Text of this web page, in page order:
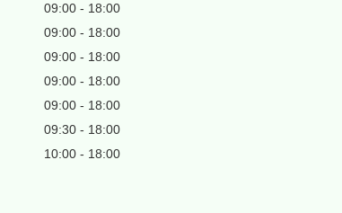
09:00
18:00
09:00
18:00
09:00
18:00
09:00
18:00
09:00
18:00
09:30
18:00
10:00 18:00